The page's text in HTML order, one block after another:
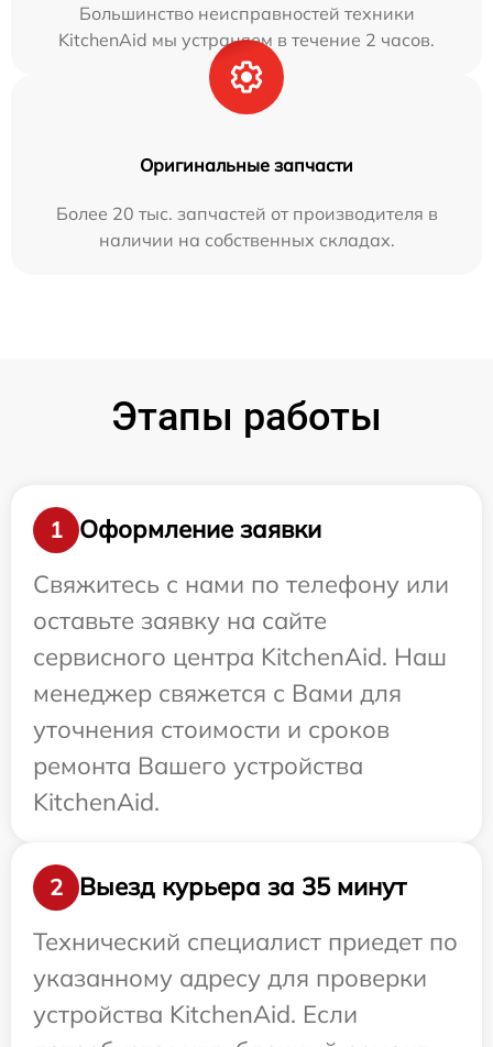
Большинство неисправностей техники
KitchenAid мы устраняем в течение 2 часов.
Оригинальные запчасти
Более 20 тыс. запчастей от производителя в
наличии на собственных складах.
Этапы работы
1
Оформление заявки
Свяжитесь с нами по телефону или
оставьте заявку на сайте
сервисного центра KitchenAid. Наш
менеджер свяжется с Вами для
уточнения стоимости и сроков
ремонта Вашего устройства
KitchenAid.
2
Выезд курьера за 35 минут
Технический специалист приедет по
указанному адресу для проверки
устройства KitchenAid. Если